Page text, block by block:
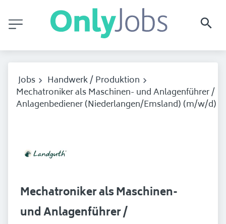
Jobs
Handwerk / Produktion
Mechatroniker als Maschinen- und Anlagenführer /
Anlagenbediener (Niederlangen/Emsland) (m/w/d)
Mechatroniker als Maschinen-
und Anlagenführer /